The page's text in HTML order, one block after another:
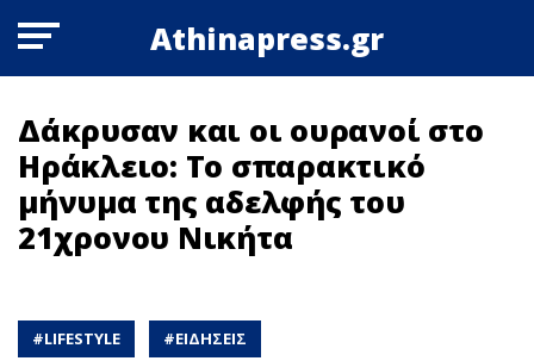
Athinapress.gr
Δάκρυσαν και οι ουρανοί στο
Ηράκλειο: Το σπαρακτικό
μήνυμα της αδελφής του
21χρονου Νικήτα
#LIFESTYLE #ΕΙΔΗΣΕΙΣ